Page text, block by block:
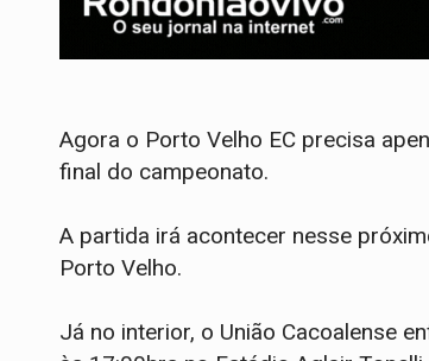
Agora o Porto Velho EC precisa
final do campeonato.
A partida irá acontecer nesse
Porto Velho.
Já no interior, o União Cacoalense